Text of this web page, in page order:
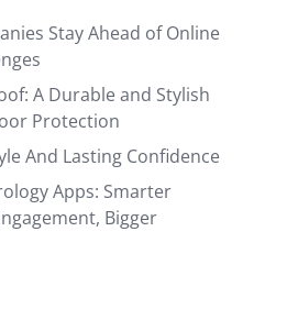
Stay Ahead of Online
A Durable and Stylish
Protection
And Lasting Confidence
Apps: Smarter
Bigger